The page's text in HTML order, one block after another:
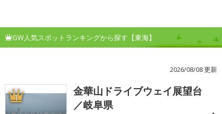
GW人気スポットランキングから探す【東海】
2026/08/08 更新
1
金華山ドライブウェイ展望台
／岐阜県